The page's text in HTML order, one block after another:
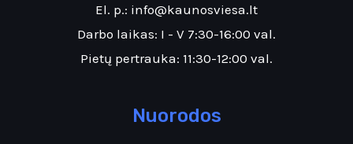
El. p.: info@kaunosviesa.lt
Darbo laikas: I - V 7:30-16:00 val.
Pietų pertrauka: 11:30-12:00 val.
Nuorodos